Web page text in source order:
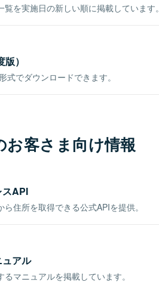
を実施日の新しい順に掲載しています。
）
でダウンロードできます。
お客さま向け情報
スAPI
住所を取得できる公式APIを提供。
アル
マニュアルを掲載しています。